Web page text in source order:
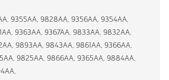
, 9355AA, 9828AA, 9356AA, 9354AA,
, 9363AA, 9367AA, 9833AA, 9832AA,
, 9893AA, 9843AA, 9861AA, 9366AA,
, 9825AA, 9866AA, 9365AA, 9884AA,
,